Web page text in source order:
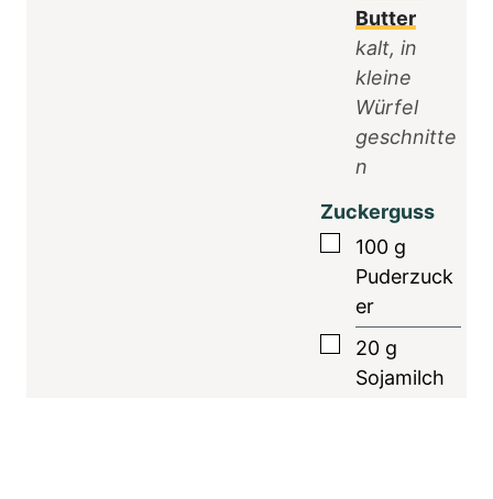
Butter
kalt, in
kleine
Würfel
geschnitte
n
Zuckerguss
▢
100 g
Puderzuck
er
▢
20 g
Sojamilch